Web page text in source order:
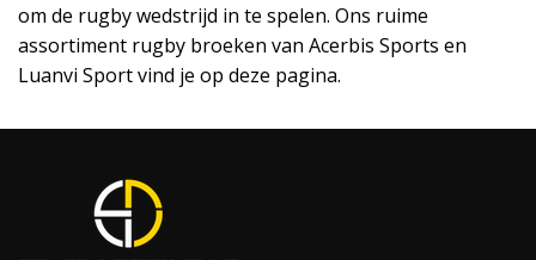
om de rugby wedstrijd in te spelen. Ons ruime
assortiment rugby broeken van Acerbis Sports en
Luanvi Sport vind je op deze pagina.